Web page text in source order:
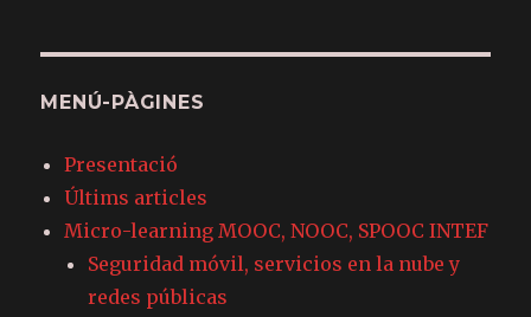
MENÚ-PÀGINES
Presentació
Últims articles
Micro-learning MOOC, NOOC, SPOOC INTEF
Seguridad móvil, servicios en la nube y
redes públicas